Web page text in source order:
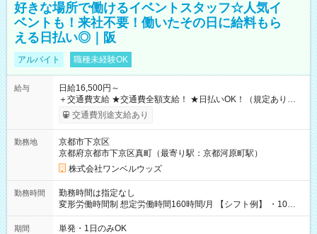
好きな場所で働けるイベントスタッフ☆人気イ
ベントも！来社不要！働いたその日に給料もら
える日払い◎｜阪
アルバイト 職種未経験OK
給与
日給16,500円～
＋交通費支給 ★交通費全額支給！ ★日払いOK！（規定あり） ┗
働いたその日に現金GET♪ お仕事後はコンビニATMから 日払
交通費別途支給あり
勤務地
京都市下京区
京都府京都市下京区真町（最寄り駅：京都河原町駅）
株式会社ワンベルウッズ
勤務時間
勤務時間は指定なし
変形労働時間制 想定労働時間160時間/月 【シフト例】 ・10：
00～20：00
期間 単発・1日のみOK